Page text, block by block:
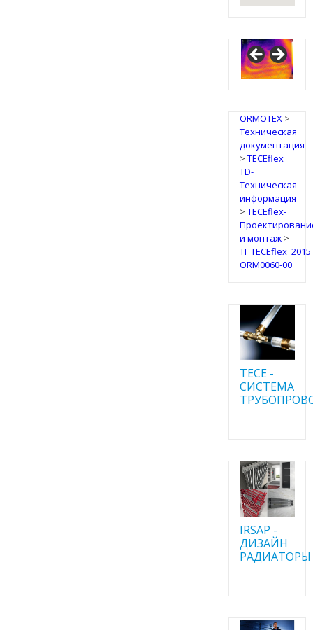
ORMOTEX>
Техническая
документация
> TECEflex
TD-
Техническая
информация
> TECEflex-
и монтаж>
TI_TECEflex_2015
ORM0060-00
TECE -
CИСТЕМА
IRSAP -
ДИЗАЙН
РАДИАТОРЫ